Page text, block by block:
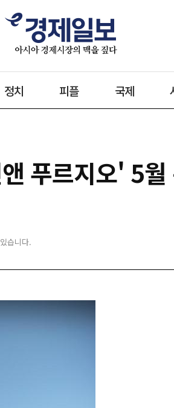
정치 피플 국제
푸르지오' 5월
습니다.